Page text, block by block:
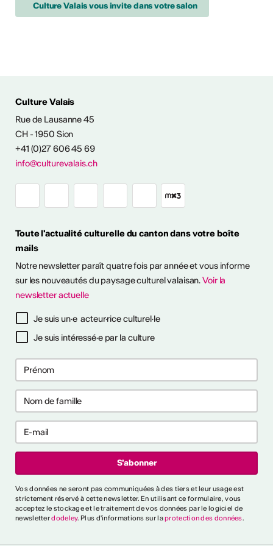
& CONTACT
2024/2025
Culture Valais vous invite dans votre salon
Culture Valais
Rue de Lausanne 45
CH - 1950 Sion
+41 (0)27 606 45 69
info@culturevalais.ch
Toute l'actualité culturelle du canton dans votre boîte
mails
Notre newsletter paraît quatre fois par année et vous informe
sur les nouveautés du paysage culturel valaisan.Voir la
newsletter actuelle
Je suis un·e acteur·rice culturel·le
Je suis intéressé·e par la culture
Vos données ne seront pas communiquées à des tiers et leur usage est
strictement réservé à cette newsletter. En utilisant ce formulaire, vous
acceptez le stockage et le traitement de vos données par le logiciel de
newsletterdodeley. Plus d'informations sur laprotection des données.